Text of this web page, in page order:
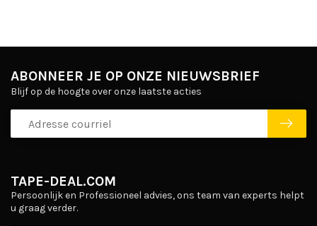
TAPE-DEAL.COM
Persoonlijk en Professioneel advies, ons team van experts helpt
u graag verder.
ABONNEER JE OP ONZE NIEUWSBRIEF
Blijf op de hoogte over onze laatste acties